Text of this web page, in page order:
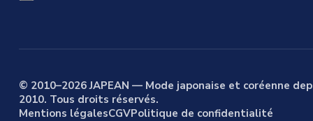
© 2010–2026 JAPEAN — Mode japonaise et coréenne
2010. Tous droits réservés.
Mentions légalesCGVPolitique de confidentialité